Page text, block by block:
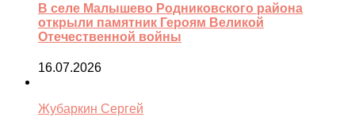
В селе Малышево Родниковского района
открыли памятник Героям Великой
Отечественной войны
16.07.2026
Жубаркин Сергей